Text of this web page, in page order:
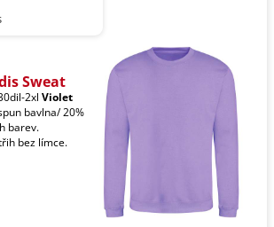
Sweat
2xl Violet
bavlna/ 20%
barev.
bez límce.